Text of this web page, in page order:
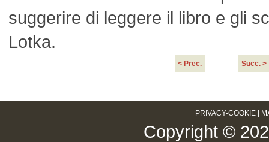
suggerire di leggere il libro e gli
Lotka.
< Prec. Succ. >
PRIVACY-COOKIE
Copyright ©